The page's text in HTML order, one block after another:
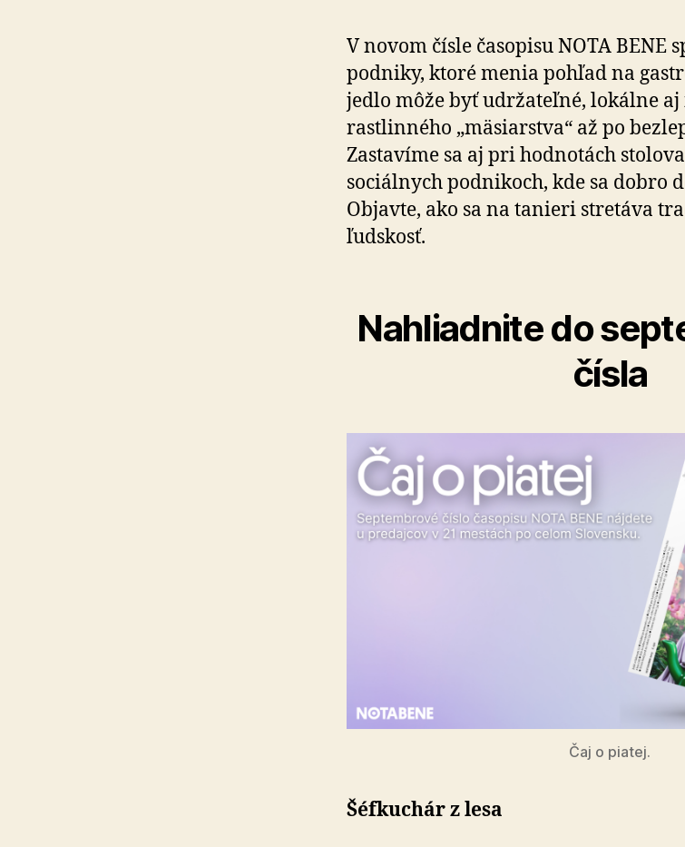
V novom čísle časopisu NOTA BENE
podniky, ktoré menia pohľad na
jedlo môže byť udržateľné, lokálne
rastlinného „mäsiarstva“ až po
Zastavíme sa aj pri hodnotách
sociálnych podnikoch, kde sa dobro
Objavte, ako sa na tanieri stretáva
ľudskosť.
Nahliadnite do
čísla
Čaj o piatej.
Šéfkuchár z lesa